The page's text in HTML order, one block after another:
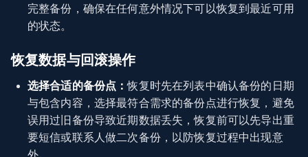
完整备份，确保在任何意外情况下可以恢复到最近可用
的状态。
恢复数据与回滚操作
选择合适的备份点：恢复时先在列表中确认备份的日期
与包含内容，选择最符合需求的备份点进行恢复，避免
误用过旧备份导致近期数据丢失，恢复前可以先导出重
要短信或联系人做二次备份，以防恢复过程中出现意
外。